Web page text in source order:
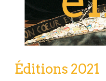
Éditions 2021